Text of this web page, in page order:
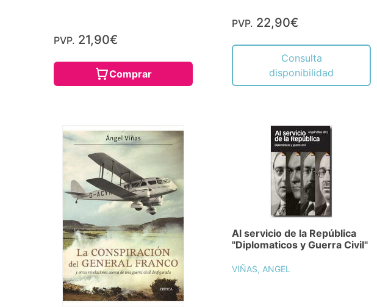
PVP. 21,90€
Comprar
PVP. 22,90€
Consulta
disponibilidad
Al servicio de la República
"Diplomaticos y Guerra Civil"
VIÑAS, ANGEL